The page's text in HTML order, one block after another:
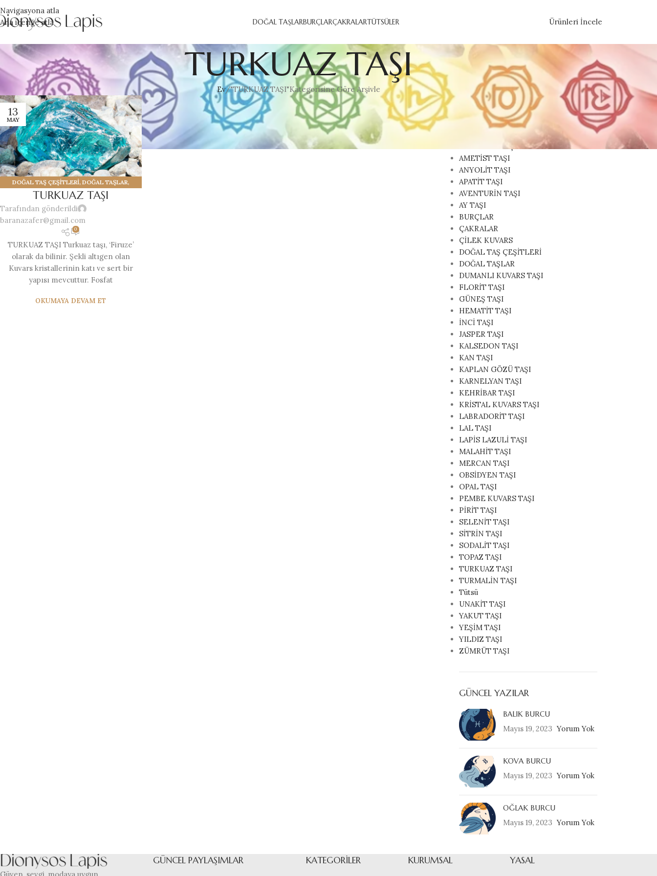
Navigasyona atla
Ana içeriğe atla
DOĞAL TAŞLARBURÇLARÇAKRALARTÜTSÜLER Ürünleri İncele
TURKUAZ TAŞI
Ev "TURKUAZ TAŞI"Kategorisine Göre Arşivle
13
MAY
DOĞAL TAŞ ÇEŞİTLERİ,DOĞAL TAŞLAR,
TURKUAZ TAŞI
TURKUAZ TAŞI
Tarafından gönderildi
baranazafer@gmail.com
0
TURKUAZ TAŞI Turkuaz taşı, ‘Firuze’
olarak da bilinir. Şekli altıgen olan
Kuvars kristallerinin katı ve sert bir
yapısı mevcuttur. Fosfat
OKUMAYA DEVAM ET
KATEGORILER
AKİK TAŞI
AKUAMARİN TAŞI
AMAZONİT TAŞI
AMETİST TAŞI
ANYOLİT TAŞI
APATİT TAŞI
AVENTURİN TAŞI
AY TAŞI
BURÇLAR
ÇAKRALAR
ÇİLEK KUVARS
DOĞAL TAŞ ÇEŞİTLERİ
DOĞAL TAŞLAR
DUMANLI KUVARS TAŞI
FLORİT TAŞI
GÜNEŞ TAŞI
HEMATİT TAŞI
İNCİ TAŞI
JASPER TAŞI
KALSEDON TAŞI
KAN TAŞI
KAPLAN GÖZÜ TAŞI
KARNELYAN TAŞI
KEHRİBAR TAŞI
KRİSTAL KUVARS TAŞI
LABRADORİT TAŞI
LAL TAŞI
LAPİS LAZULİ TAŞI
MALAHİT TAŞI
MERCAN TAŞI
OBSİDYEN TAŞI
OPAL TAŞI
PEMBE KUVARS TAŞI
PİRİT TAŞI
SELENİT TAŞI
SİTRİN TAŞI
SODALİT TAŞI
TOPAZ TAŞI
TURKUAZ TAŞI
TURMALİN TAŞI
Tütsü
UNAKİT TAŞI
YAKUT TAŞI
YEŞİM TAŞI
YILDIZ TAŞI
ZÜMRÜT TAŞI
GÜNCEL YAZILAR
BALIK BURCU
Mayıs 19, 2023 Yorum Yok
KOVA BURCU
Mayıs 19, 2023 Yorum Yok
OĞLAK BURCU
Mayıs 19, 2023 Yorum Yok
GÜNCEL PAYLAŞIMLAR KATEGORILER KURUMSAL YASAL